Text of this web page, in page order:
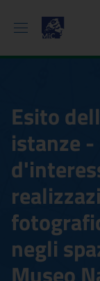
Esito
istanze
negli